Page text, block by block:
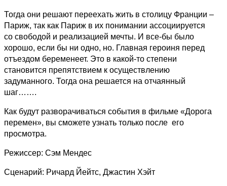
Тогда они решают переехать жить в столицу Франции –
Париж, так как Париж в их понимании ассоциируется
со свободой и реализацией мечты. И все-бы было
хорошо, если бы ни одно, но. Главная героиня перед
отъездом беременеет. Это в какой-то степени
становится препятствием к осуществлению
задуманного. Тогда она решается на отчаянный
шаг…….
Как будут разворачиваться события в фильме «Дорога
перемен», вы сможете узнать только после его
просмотра.
Режиссер: Сэм Мендес
Сценарий: Ричард Йейтс, Джастин Хэйт